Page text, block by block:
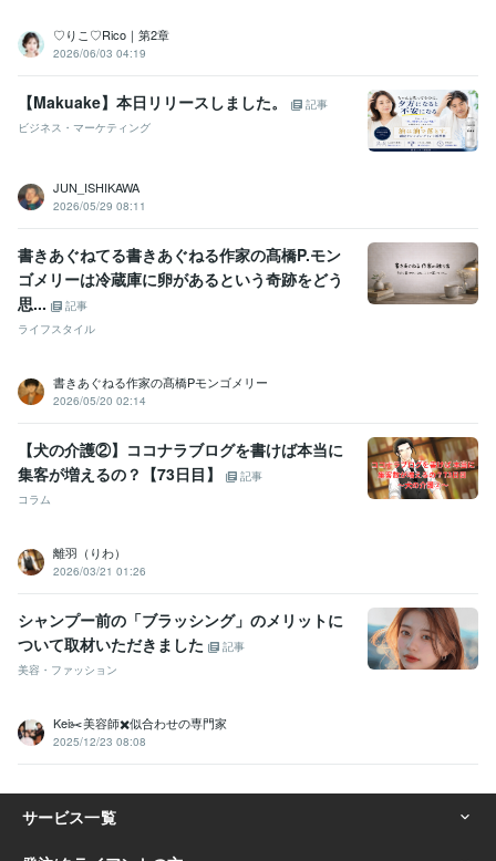
♡りこ♡Rico｜第2章
2026/06/03 04:19
【Makuake】本日リリースしました。
記事
ビジネス・マーケティング
JUN_ISHIKAWA
2026/05/29 08:11
書きあぐねてる書きあぐねる作家の髙橋P.モン
ゴメリーは冷蔵庫に卵があるという奇跡をどう
思...
記事
ライフスタイル
書きあぐねる作家の髙橋Pモンゴメリー
2026/05/20 02:14
【犬の介護②】ココナラブログを書けば本当に
集客が増えるの？【73日目】
記事
コラム
離羽（りわ）
2026/03/21 01:26
シャンプー前の「ブラッシング」のメリットに
ついて取材いただきました
記事
美容・ファッション
Kei✂️美容師✖️似合わせの専門家
2025/12/23 08:08